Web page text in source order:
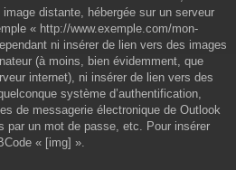
distante, hébergée sur un serveur
« http://www.exemple.com/mon-
ni insérer de lien vers des images
(à moins, bien évidemment, que
internet), ni insérer de lien vers des
système d’authentification,
de messagerie électronique de Outlook
par un mot de passe, etc. Pour insérer
« [img] ».